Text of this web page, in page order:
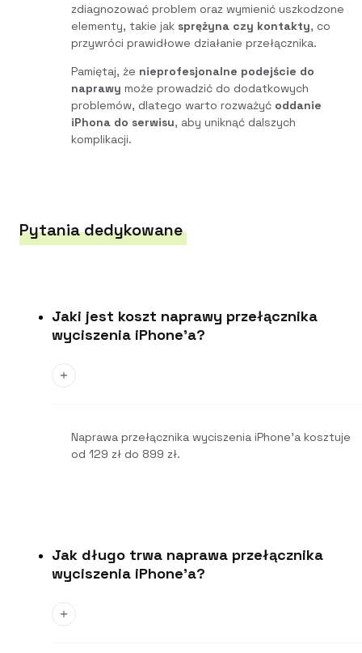
zdiagnozować problem oraz wymienić uszkodzone
elementy, takie jak sprężyna czy kontakty, co
przywróci prawidłowe działanie przełącznika.
Pamiętaj, że nieprofesjonalne podejście do
naprawy może prowadzić do dodatkowych
problemów, dlatego warto rozważyć oddanie
iPhona do serwisu, aby uniknąć dalszych
komplikacji.
Pytania dedykowane
Jaki jest koszt naprawy przełącznika
wyciszenia iPhone'a?
Naprawa przełącznika wyciszenia iPhone’a kosztuje
od 129 zł do 899 zł.
Jak długo trwa naprawa przełącznika
wyciszenia iPhone'a?